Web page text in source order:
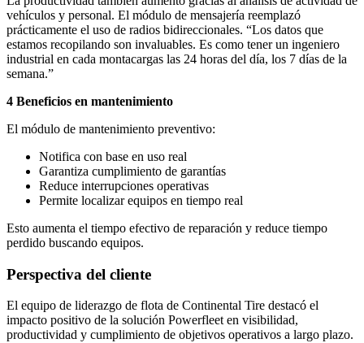
vehículos y personal. El módulo de mensajería reemplazó
prácticamente el uso de radios bidireccionales. “Los datos que
estamos recopilando son invaluables. Es como tener un ingeniero
industrial en cada montacargas las 24 horas del día, los 7 días de la
semana.”
4 Beneficios en mantenimiento
El módulo de mantenimiento preventivo:
Notifica con base en uso real
Garantiza cumplimiento de garantías
Reduce interrupciones operativas
Permite localizar equipos en tiempo real
Esto aumenta el tiempo efectivo de reparación y reduce tiempo
perdido buscando equipos.
Perspectiva del cliente
El equipo de liderazgo de flota de Continental Tire destacó el
impacto positivo de la solución Powerfleet en visibilidad,
productividad y cumplimiento de objetivos operativos a largo plazo.